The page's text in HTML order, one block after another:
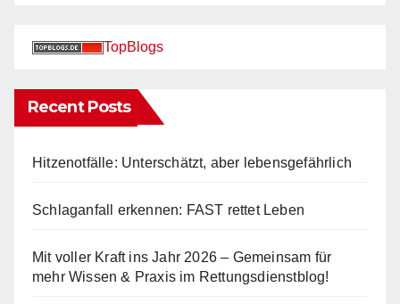
TopBlogs
Recent Posts
Hitzenotfälle: Unterschätzt, aber lebensgefährlich
Schlaganfall erkennen: FAST rettet Leben
Mit voller Kraft ins Jahr 2026 – Gemeinsam für
mehr Wissen & Praxis im Rettungsdienstblog!